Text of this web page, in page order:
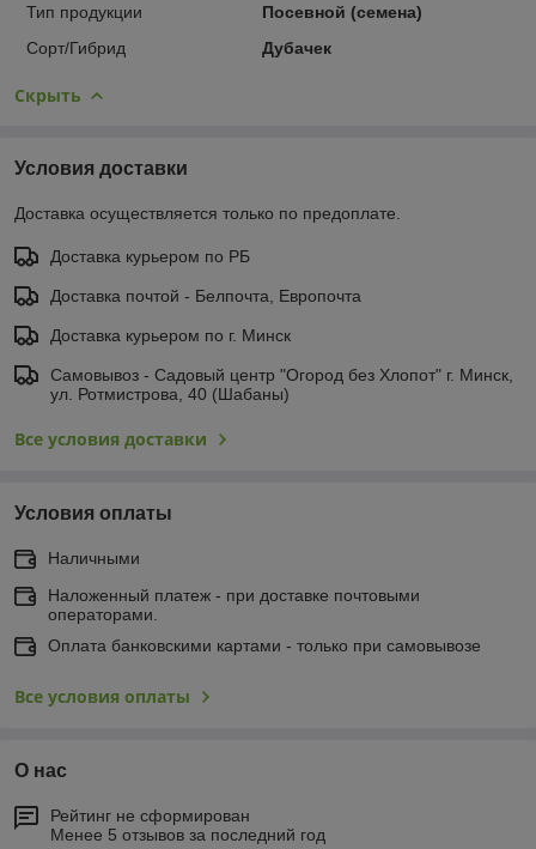
Тип продукции
Посевной (семена)
Сорт/Гибрид
Дубачек
Скрыть
Условия доставки
Доставка осуществляется только по предоплате.
Доставка курьером по РБ
Доставка почтой - Белпочта, Европочта
Доставка курьером по г. Минск
Самовывоз - Садовый центр "Огород без Хлопот" г. Минск,
ул. Ротмистрова, 40 (Шабаны)
Все условия доставки
Условия оплаты
Наличными
Наложенный платеж - при доставке почтовыми
операторами.
Оплата банковскими картами - только при самовывозе
Все условия оплаты
О нас
Рейтинг не сформирован
Менее 5 отзывов за последний год